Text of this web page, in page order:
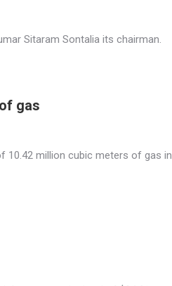
Sitaram Sontalia its chairman.
gas
10.42 million cubic meters of gas in